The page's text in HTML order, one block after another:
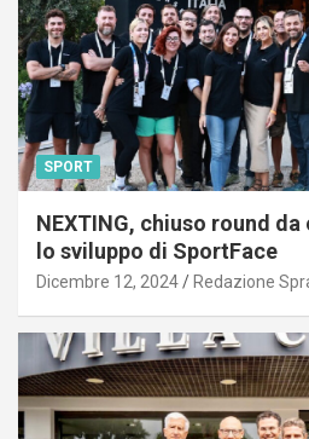
SPORT
NEXTING, chiuso round
lo sviluppo di SportFace
Dicembre 12, 2024 Redazione